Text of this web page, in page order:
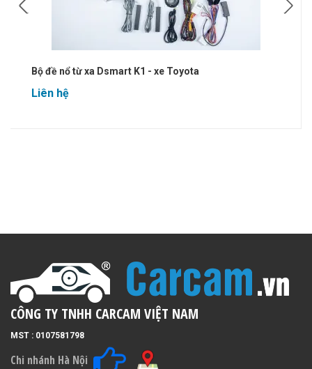
Bộ đề nổ từ xa Dsmart K1 - xe Toyota
Liên hệ
CÔNG TY TNHH CARCAM VIỆT NAM
MST : 0107581798
Chi nhánh Hà Nội